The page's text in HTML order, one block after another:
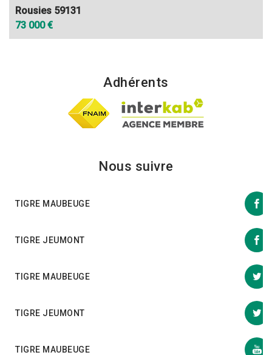
Rousies 59131
73 000 €
Adhérents
Nous suivre
TIGRE MAUBEUGE
TIGRE JEUMONT
TIGRE MAUBEUGE
TIGRE JEUMONT
TIGRE MAUBEUGE